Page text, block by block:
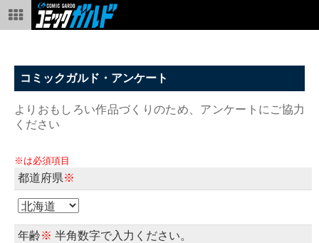
コミックガルド・アンケート
よりおもしろい作品づくりのため、アンケートにご協力
ください
※は必須項目
都道府県※
年齢※ 半角数字で入力ください。